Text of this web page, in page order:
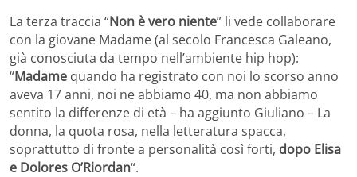
La terza traccia “Non è vero niente” li vede collaborare
con la giovane Madame (al secolo Francesca Galeano,
già conosciuta da tempo nell’ambiente hip hop):
“Madame quando ha registrato con noi lo scorso anno
aveva 17 anni, noi ne abbiamo 40, ma non abbiamo
sentito la differenze di età – ha aggiunto Giuliano – La
donna, la quota rosa, nella letteratura spacca,
soprattutto di fronte a personalità così forti, dopo Elisa
e Dolores O’Riordan“.